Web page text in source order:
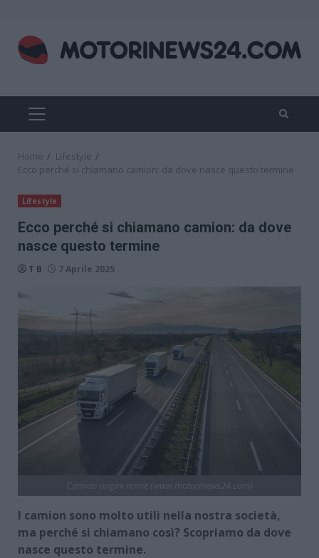
content
PRIMARY
MENU
Home
Lifestyle
Ecco perché si chiamano camion: da dove nasce questo termine
Lifestyle
Ecco perché si chiamano camion: da dove
nasce questo termine
T B 7 Aprile 2025
I camion sono molto utili nella nostra società,
ma perché si chiamano così? Scopriamo da dove
nasce questo termine.